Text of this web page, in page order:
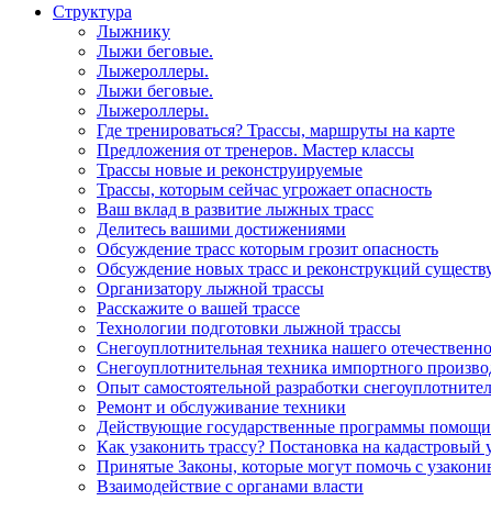
Структура
Лыжнику
Лыжи беговые.
Лыжероллеры.
Лыжи беговые.
Лыжероллеры.
Где тренироваться? Трассы, маршруты на карте
Предложения от тренеров. Мастер классы
Трассы новые и реконструируемые
Трассы, которым сейчас угрожает опасность
Ваш вклад в развитие лыжных трасс
Делитесь вашими достижениями
Обсуждение трасс которым грозит опасность
Обсуждение новых трасс и реконструкций
Организатору лыжной трассы
Расскажите о вашей трассе
Технологии подготовки лыжной трассы
Снегоуплотнительная техника нашего
Снегоуплотнительная техника импортного
Опыт самостоятельной разработки
Ремонт и обслуживание техники
Действующие государственные программы
Как узаконить трассу? Постановка на кадастровый
Принятые Законы, которые могут помочь с
Взаимодействие с органами власти